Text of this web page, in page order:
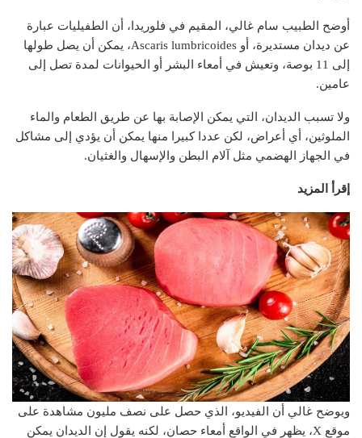
أوضح الطبيب سام غالي، المقيم في فلوريدا، أن الطفيليات عبارة
عن ديدان مستديرة، أو Ascaris lumbricoides، يمكن أن يصل طولها
إلى 11 بوصة، وتعيش في أمعاء البشر أو الحيوانات لمدة تصل إلى
عامين.
ولا تسبب الديدان، التي يمكن الإصابة بها عن طريق الطعام والماء
الملوثين، أي أعراض، لكن عددا كبيرا منها يمكن أن يؤدي إلى مشاكل
في الجهاز الهضمي مثل آلام البطن والإسهال والغثيان.
إقرأ المزيد
ويوضح غالي أن الفيديو، الذي حصل على نصف مليون مشاهدة على
موقع X، يظهر في الواقع أمعاء حصان، لكنه يقول إن الديدان يمكن